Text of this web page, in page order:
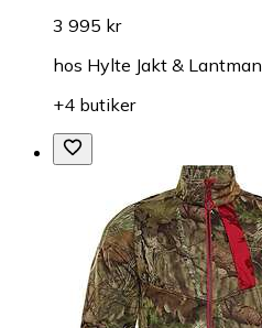
3 995 kr
hos Hylte Jakt & Lantman
+4 butiker